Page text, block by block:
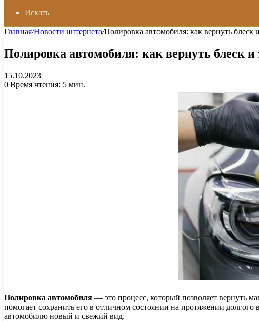
Искать
Главная/Новости интернета/Полировка автомобиля: как вернуть блеск
Полировка автомобиля: как вернуть блеск и
15.10.2023
0 Время чтения: 5 мин.
Полировка автомобиля — это процесс, который позволяет вернуть
помогает сохранить его в отличном состоянии на протяжении
автомобилю новый и свежий вид.